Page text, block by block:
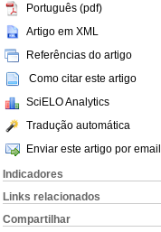
Português (pdf)
Artigo em XML
Referências do artigo
Como citar este artigo
SciELO Analytics
Tradução automática
Enviar este artigo por email
Indicadores
Links relacionados
Compartilhar